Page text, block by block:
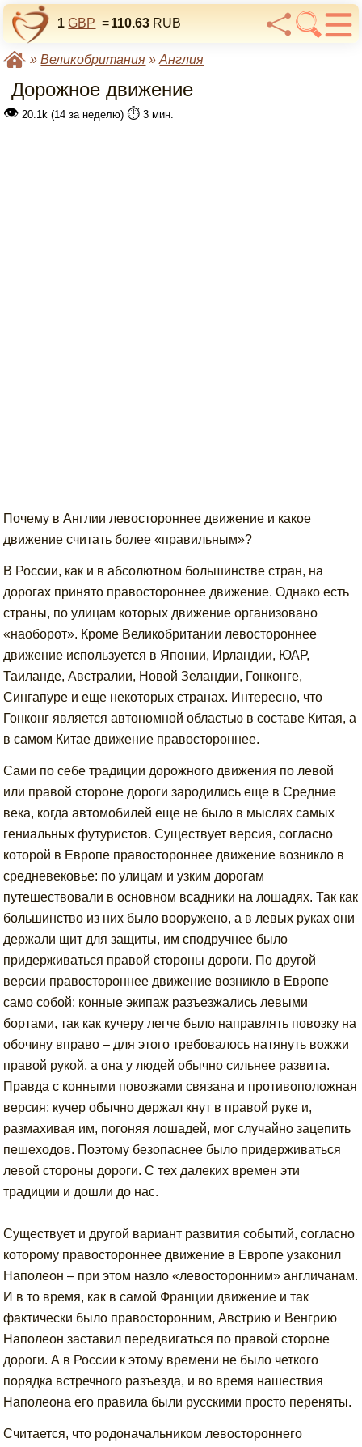
1 GBP =110.63 RUB
»Великобритания »Англия
Дорожное движение
👁 20.1k (14 за неделю) ⏱️ 3 мин.
Почему в Англии левостороннее движение и какое
движение считать более «правильным»?
В России, как и в абсолютном большинстве стран, на
дорогах принято правостороннее движение. Однако есть
страны, по улицам которых движение организовано
«наоборот». Кроме Великобритании левостороннее
движение используется в Японии, Ирландии, ЮАР,
Таиланде, Австралии, Новой Зеландии, Гонконге,
Сингапуре и еще некоторых странах. Интересно, что
Гонконг является автономной областью в составе Китая, а
в самом Китае движение правостороннее.
Сами по себе традиции дорожного движения по левой
или правой стороне дороги зародились еще в Средние
века, когда автомобилей еще не было в мыслях самых
гениальных футуристов. Существует версия, согласно
которой в Европе правостороннее движение возникло в
средневековье: по улицам и узким дорогам
путешествовали в основном всадники на лошадях. Так как
большинство из них было вооружено, а в левых руках они
держали щит для защиты, им сподручнее было
придерживаться правой стороны дороги. По другой
версии правостороннее движение возникло в Европе
само собой: конные экипаж разъезжались левыми
бортами, так как кучеру легче было направлять повозку на
обочину вправо – для этого требовалось натянуть вожжи
правой рукой, а она у людей обычно сильнее развита.
Правда с конными повозками связана и противоположная
версия: кучер обычно держал кнут в правой руке и,
размахивая им, погоняя лошадей, мог случайно зацепить
пешеходов. Поэтому безопаснее было придерживаться
левой стороны дороги. С тех далеких времен эти
традиции и дошли до нас.
Существует и другой вариант развития событий, согласно
которому правостороннее движение в Европе узаконил
Наполеон – при этом назло «левосторонним» англичанам.
И в то время, как в самой Франции движение и так
фактически было правосторонним, Австрию и Венгрию
Наполеон заставил передвигаться по правой стороне
дороги. А в России к этому времени не было четкого
порядка встречного разъезда, и во время нашествия
Наполеона его правила были русскими просто переняты.
Считается, что родоначальником левостороннего